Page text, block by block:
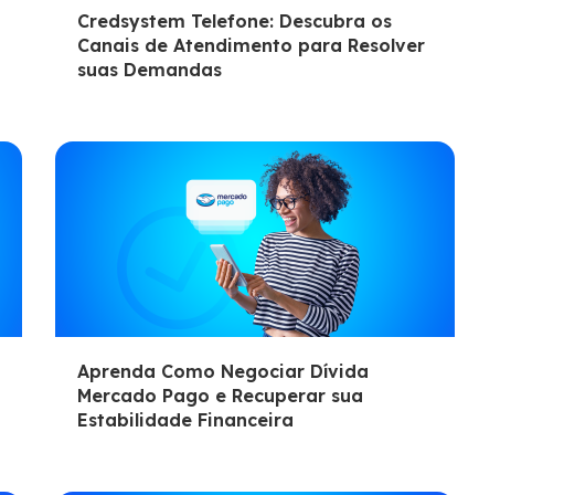
Credsystem Telefone: Descubra os
Canais de Atendimento para Resolver
suas Demandas
Aprenda Como Negociar Dívida
Mercado Pago e Recuperar sua
Estabilidade Financeira